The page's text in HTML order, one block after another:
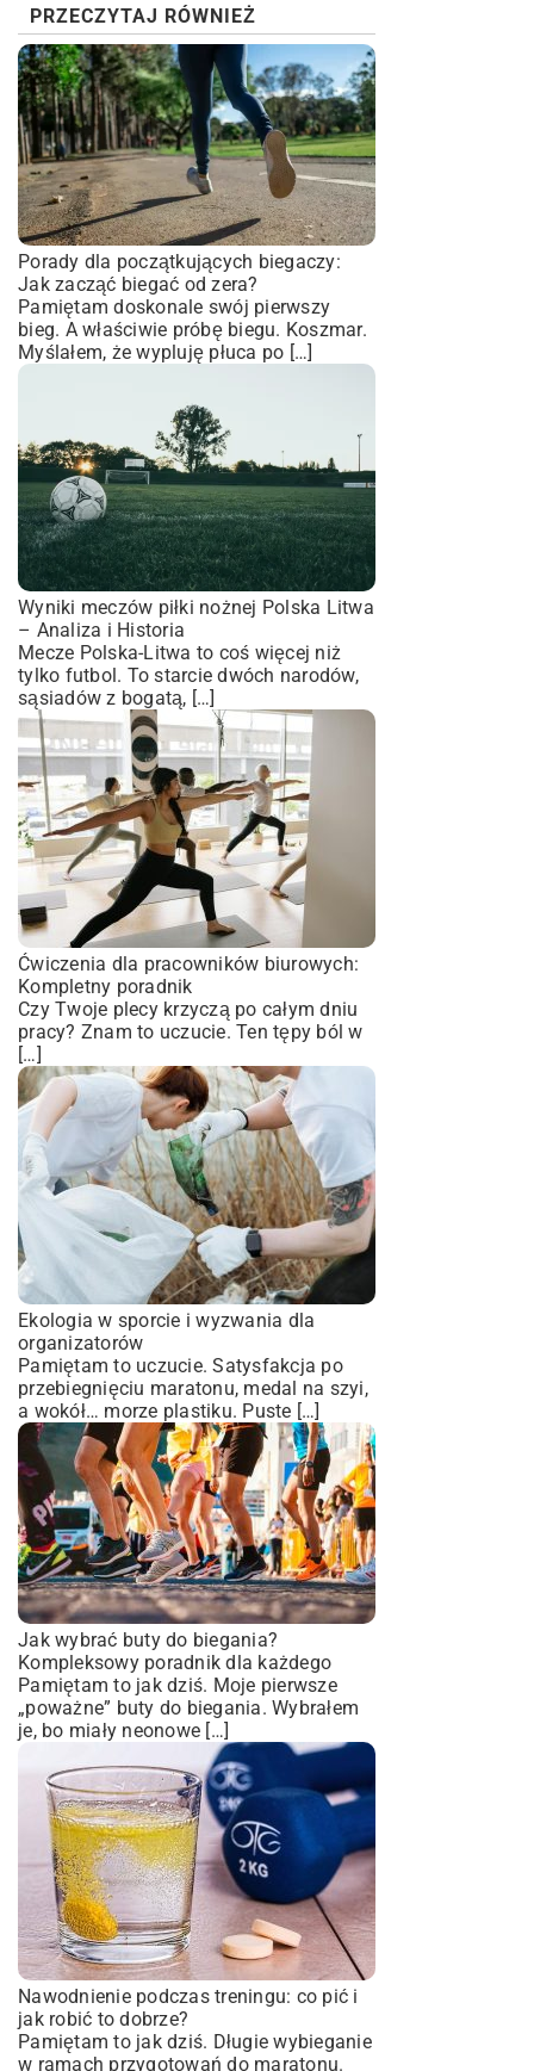
PRZECZYTAJ RÓWNIEŻ
Porady dla początkujących biegaczy:
Jak zacząć biegać od zera?
Pamiętam doskonale swój pierwszy
bieg. A właściwie próbę biegu. Koszmar.
Myślałem, że wypluję płuca po […]
Wyniki meczów piłki nożnej Polska Litwa
– Analiza i Historia
Mecze Polska-Litwa to coś więcej niż
tylko futbol. To starcie dwóch narodów,
sąsiadów z bogatą, […]
Ćwiczenia dla pracowników biurowych:
Kompletny poradnik
Czy Twoje plecy krzyczą po całym dniu
pracy? Znam to uczucie. Ten tępy ból w
[…]
Ekologia w sporcie i wyzwania dla
organizatorów
Pamiętam to uczucie. Satysfakcja po
przebiegnięciu maratonu, medal na szyi,
a wokół… morze plastiku. Puste […]
Jak wybrać buty do biegania?
Kompleksowy poradnik dla każdego
Pamiętam to jak dziś. Moje pierwsze
„poważne” buty do biegania. Wybrałem
je, bo miały neonowe […]
Nawodnienie podczas treningu: co pić i
jak robić to dobrze?
Pamiętam to jak dziś. Długie wybieganie
w ramach przygotowań do maratonu.